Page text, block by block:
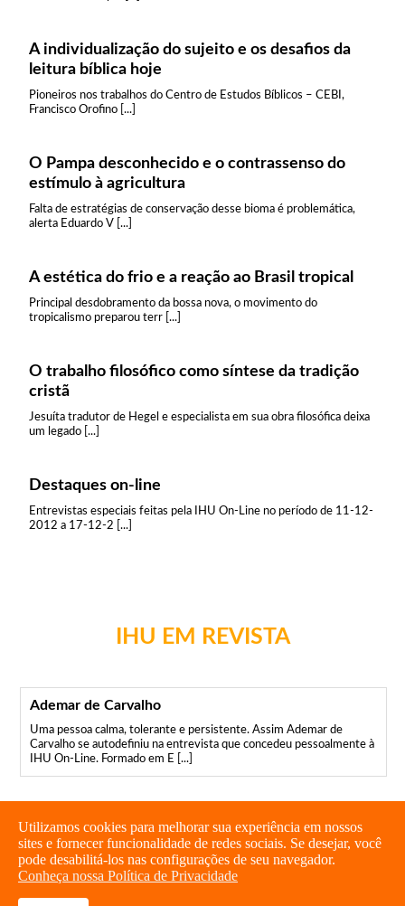
A individualização do sujeito e os desafios da
leitura bíblica hoje
Pioneiros nos trabalhos do Centro de Estudos Bíblicos – CEBI,
Francisco Orofino [...]
O Pampa desconhecido e o contrassenso do
estímulo à agricultura
Falta de estratégias de conservação desse bioma é problemática,
alerta Eduardo V [...]
A estética do frio e a reação ao Brasil tropical
Principal desdobramento da bossa nova, o movimento do
tropicalismo preparou terr [...]
O trabalho filosófico como síntese da tradição
cristã
Jesuíta tradutor de Hegel e especialista em sua obra filosófica deixa
um legado [...]
Destaques on-line
Entrevistas especiais feitas pela IHU On-Line no período de 11-12-
2012 a 17-12-2 [...]
IHU EM REVISTA
Ademar de Carvalho
Uma pessoa calma, tolerante e persistente. Assim Ademar de
Carvalho se autodefiniu na entrevista que concedeu pessoalmente à
IHU On-Line. Formado em E [...]
Utilizamos cookies para melhorar sua experiência em nossos
sites e fornecer funcionalidade de redes sociais. Se desejar, você
pode desabilitá-los nas configurações de seu navegador.
Conheça nossa Política de Privacidade